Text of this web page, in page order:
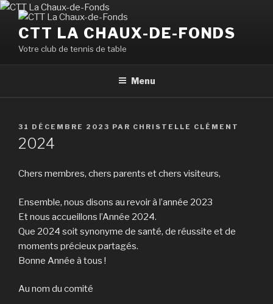
Aller
contenu
principal
CTT LA CHAUX-DE-FONDS
Votre club de tennis de table
Menu
PUBLIÉ
LE
31 DÉCEMBRE 2023 PAR CHRISTELLE CLÉMENT
2024
Chers membres, chers parents et chers visiteurs,
Ensemble, nous disons au revoir à l’année 2023
Et nous accueillons l’Année 2024.
Que 2024 soit synonyme de santé, de réussite et de
moments précieux partagés.
Bonne Année à tous !
Au nom du comité